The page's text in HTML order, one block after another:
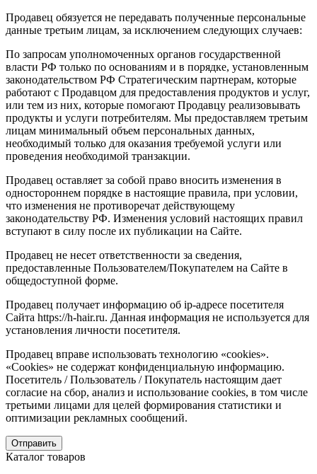
Продавец обязуется не передавать полученные персональные
данные третьим лицам, за исключением следующих случаев:
По запросам уполномоченных органов государственной
власти РФ только по основаниям и в порядке, установленным
законодательством РФ Стратегическим партнерам, которые
работают с Продавцом для предоставления продуктов и услуг,
или тем из них, которые помогают Продавцу реализовывать
продукты и услуги потребителям. Мы предоставляем третьим
лицам минимальный объем персональных данных,
необходимый только для оказания требуемой услуги или
проведения необходимой транзакции.
Продавец оставляет за собой право вносить изменения в
одностороннем порядке в настоящие правила, при условии,
что изменения не противоречат действующему
законодательству РФ. Изменения условий настоящих правил
вступают в силу после их публикации на Сайте.
Продавец не несет ответственности за сведения,
предоставленные Пользователем/Покупателем на Сайте в
общедоступной форме.
Продавец получает информацию об ip-адресе посетителя
Сайта https://h-hair.ru. Данная информация не используется для
установления личности посетителя.
Продавец вправе использовать технологию «cookies».
«Cookies» не содержат конфиденциальную информацию.
Посетитель / Пользователь / Покупатель настоящим дает
согласие на сбор, анализ и использование cookies, в том числе
третьими лицами для целей формирования статистики и
оптимизации рекламных сообщений.
Отправить
Каталог товаров